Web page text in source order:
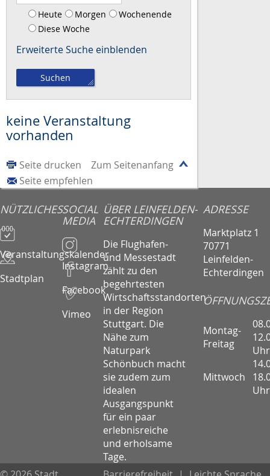
Heute Morgen
Wochenende
Diese Woche
Erweiterte Suche
keine Veranstaltung
vorhanden
Zum Seitenanfang
Seite drucken
Seite empfehlen
NÜTZLICHES
Veranstaltungskalender
Stadtplan
SOCIAL
MEDIA
Instagram
Facebook
Vimeo
ÜBER LEINFELDEN-
ECHTERDINGEN
Die Flughafen-
und Messestadt
zählt zu den
begehrtesten
Wirtschaftsstandorten
in der Region
Stuttgart. Die
Nähe zum
Naturpark
Schönbuch macht
sie zudem zum
idealen
Ausgangspunkt
für ein paar
erlebnisreiche
und erholsame
Tage.
ADRESSE
Marktplatz 1
70771
Leinfelden-
Echterdingen
Montag-
Freitag
Uhr
Mittwoch
Uhr